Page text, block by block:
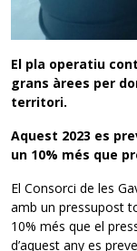
El pla operatiu
grans àrees per
territori.
Aquest 2023 es
un 10% més que
El Consorci de les
amb un pressupost
10% més que el
d’aquest any es